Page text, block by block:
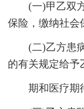
(一)甲乙双
保险，缴纳社会
(二)乙方患
的有关规定给予
期和医疗期